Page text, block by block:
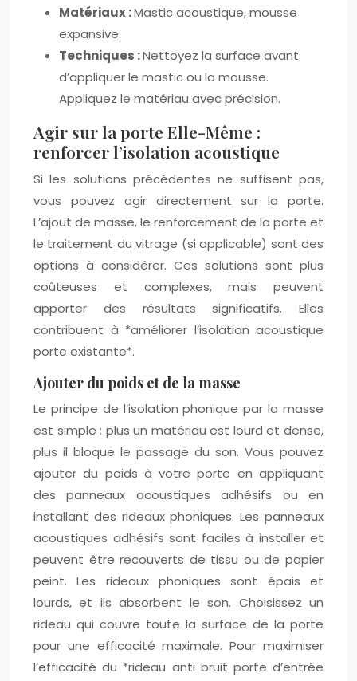
Matériaux :Mastic acoustique, mousse
expansive.
Techniques :Nettoyez la surface avant
d’appliquer le mastic ou la mousse.
Appliquez le matériau avec précision.
Agir sur la porte Elle-Même :
renforcer l’isolation acoustique
Si les solutions précédentes ne suffisent pas,
vous pouvez agir directement sur la porte.
L’ajout de masse, le renforcement de la porte et
le traitement du vitrage (si applicable) sont des
options à considérer. Ces solutions sont plus
coûteuses et complexes, mais peuvent
apporter des résultats significatifs. Elles
contribuent à *améliorer l’isolation acoustique
porte existante*.
Ajouter du poids et de la masse
Le principe de l’isolation phonique par la masse
est simple : plus un matériau est lourd et dense,
plus il bloque le passage du son. Vous pouvez
ajouter du poids à votre porte en appliquant
des panneaux acoustiques adhésifs ou en
installant des rideaux phoniques. Les panneaux
acoustiques adhésifs sont faciles à installer et
peuvent être recouverts de tissu ou de papier
peint. Les rideaux phoniques sont épais et
lourds, et ils absorbent le son. Choisissez un
rideau qui couvre toute la surface de la porte
pour une efficacité maximale. Pour maximiser
l’efficacité du *rideau anti bruit porte d’entrée